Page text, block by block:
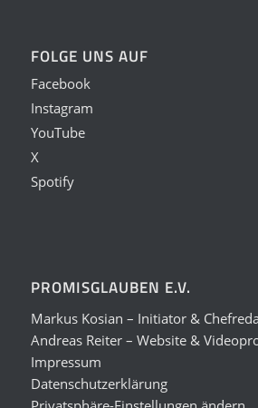
FOLGE UNS AUF
Facebook
Instagram
YouTube
X
Spotify
PROMISGLAUBEN E.V.
Markus Kosian – Initiator &
Andreas Reiter – Website &
Impressum
Datenschutzerklärung